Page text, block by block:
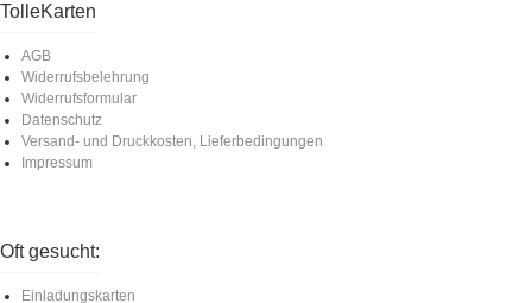
TolleKarten
AGB
Widerrufsbelehrung
Widerrufsformular
Datenschutz
Versand- und Druckkosten, Lieferbedingungen
Impressum
Oft gesucht:
Einladungskarten